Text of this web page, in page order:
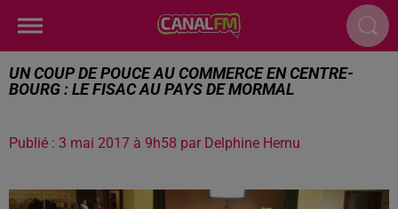
UN COUP DE POUCE AU COMMERCE EN CENTRE-
BOURG : LE FISAC AU PAYS DE MORMAL
Publié : 3 mai 2017 à 9h58 par Delphine Hernu